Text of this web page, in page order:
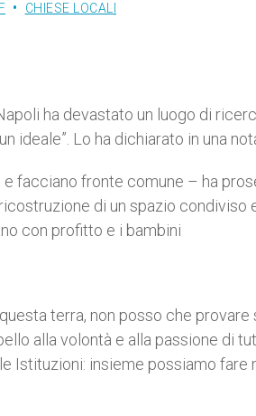
CHIESE LOCALI
ha devastato un luogo di
ideale”. Lo ha dichiarato in una
facciano fronte comune – ha
di un spazio condiviso
con profitto e i bambini
terra, non posso che
alla volontà e alla passione di
Istituzioni: insieme possiamo fare